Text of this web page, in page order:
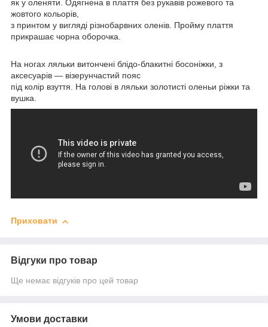
як у оленяти. Одягнена в плаття без рукавів рожевого та
жовтого кольорів,
з принтом у вигляді різнобарвних оленів. Пройму плаття
прикрашає чорна оборочка.
На ногах ляльки витончені блідо-блакитні босоніжки, з
аксесуарів — візерунчастий пояс
під колір взуття. На голові в ляльки золотисті оленьи ріжки та
вушка.
Приховати
Відгуки про товар
Ще немає відгуків про цей товар
Умови доставки